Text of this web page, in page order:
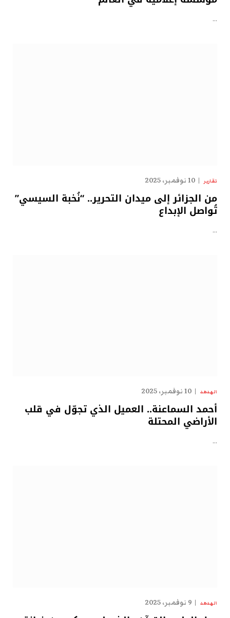
…
تقارير 10 نوفمبر، 2025
من الجزائر إلى ميدان التحرير.. “نُخبة السيسي”
تُواصل الإبداع
…
الهدهد 10 نوفمبر، 2025
أحمد السماعنة.. العميل الذي تجوّل في قلب
الأراضي المحتلة
…
الهدهد 9 نوفمبر، 2025